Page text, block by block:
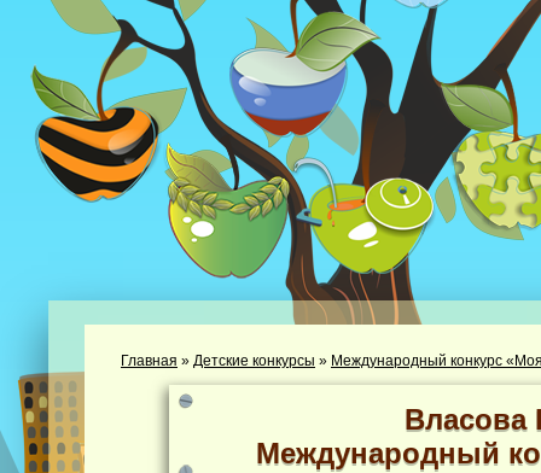
Главная » Детские конкурсы » Международный конкурс
Власова
Международный